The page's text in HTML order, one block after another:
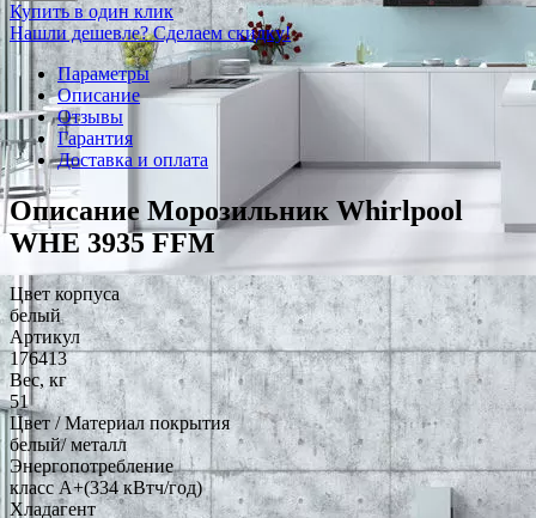
Купить в один клик
Нашли дешевле? Сделаем скидку!
Параметры
Описание
Отзывы
Гарантия
Доставка и оплата
Описание Морозильник Whirlpool
WHE 3935 FFM
Цвет корпуса
белый
Артикул
176413
Вес, кг
51
Цвет / Материал покрытия
белый/ металл
Энергопотребление
класс A+(334 кВтч/год)
Хладагент